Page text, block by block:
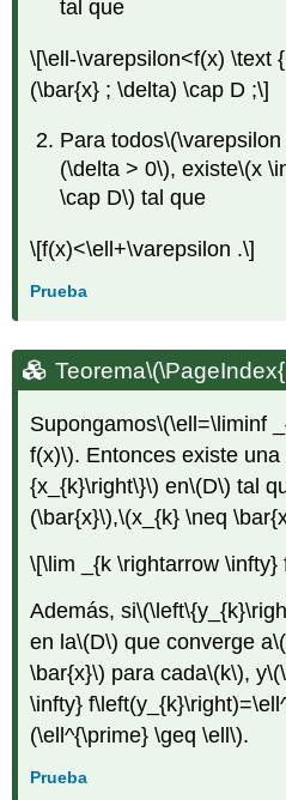
tal que
\[\ell-\varepsilon<f(x) \text
(\bar{x} ; \delta) \cap D ;\]
Para todos\(\varepsilon
(\delta > 0\), existe\(x
\cap D\) tal que
\[f(x)<\ell+\varepsilon .\]
Prueba
Teorema
Supongamos\(\ell=\liminf
f(x)\). Entonces existe
{x_{k}\right\}\) en\(D\) tal
(\bar{x}\),\(x_{k} \neq
\[\lim _{k \rightarrow \infty}
Además, si
en la\(D\) que converge a
\bar{x}\) para cada\(k\), y
\infty}
(\ell^{\prime} \geq \ell\).
Prueba